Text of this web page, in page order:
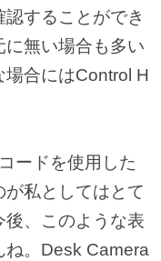
することができ
に無い場合も多い
場合にはControl H
ードを使用した
私としてはとて
後、このような表
ね。Desk Camera